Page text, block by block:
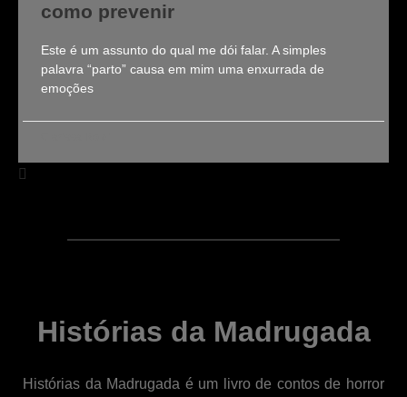
como prevenir
Este é um assunto do qual me dói falar. A simples
palavra “parto” causa em mim uma enxurrada de
emoções
Histórias da Madrugada
Histórias da Madrugada é um livro de contos de horror